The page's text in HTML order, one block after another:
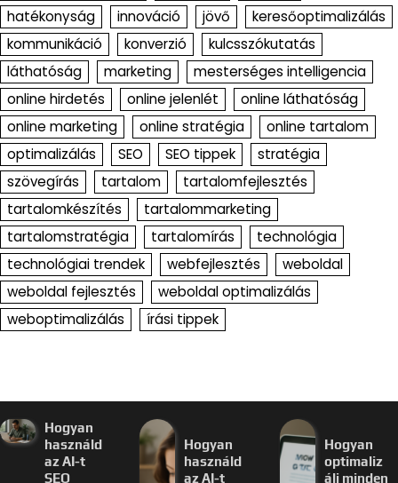
hatékonyság
innováció jövő
keresőoptimalizálás
kommunikáció
konverzió
kulcsszókutatás
láthatóság
marketing
mesterséges intelligencia
online hirdetés
online jelenlét
online láthatóság
online marketing
online stratégia
online tartalom
optimalizálás
SEO SEO tippek
stratégia
szövegírás
tartalom
tartalomfejlesztés
tartalomkészítés
tartalommarketing
tartalomstratégia
tartalomírás
technológia
technológiai trendek
webfejlesztés
weboldal
weboldal fejlesztés
weboldal optimalizálás
weboptimalizálás
írási tippek
Hogyan
használd
az AI-t
SEO
Hogyan
használd
az AI-t
Hogyan
optimaliz
álj minden